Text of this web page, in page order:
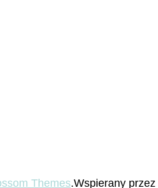
Themes.Wspierany przez